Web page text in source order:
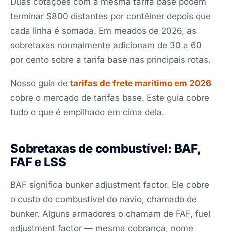
terminar $800 distantes por contêiner depois que
cada linha é somada. Em meados de 2026, as
sobretaxas normalmente adicionam de 30 a 60
por cento sobre a tarifa base nas principais rotas.
Nosso guia de tarifas de frete marítimo em 2026
cobre o mercado de tarifas base. Este guia cobre
tudo o que é empilhado em cima dela.
Sobretaxas de combustível: BAF,
FAF e LSS
BAF significa bunker adjustment factor. Ele cobre
o custo do combustível do navio, chamado de
bunker. Alguns armadores o chamam de FAF, fuel
adjustment factor — mesma cobrança, nome